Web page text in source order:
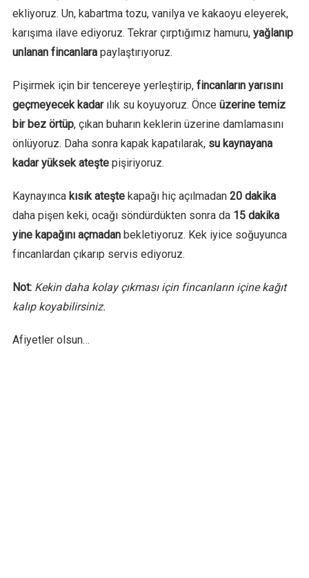
ekliyoruz. Un, kabartma tozu, vanilya ve kakaoyu eleyerek,
karışıma ilave ediyoruz. Tekrar çırptığımız hamuru, yağlanıp
unlanan fincanlarapaylaştırıyoruz.
Pişirmek için bir tencereye yerleştirip, fincanların yarısını
geçmeyecek kadarılık su koyuyoruz. Önce üzerine temiz
bir bez örtüp, çıkan buharın keklerin üzerine damlamasını
önlüyoruz. Daha sonra kapak kapatılarak, su kaynayana
kadar yüksek ateştepişiriyoruz.
Kaynayıncakısık ateştekapağı hiç açılmadan 20 dakika
daha pişen keki, ocağı söndürdükten sonra da15 dakika
yine kapağını açmadanbekletiyoruz. Kek iyice soğuyunca
fincanlardan çıkarıp servis ediyoruz.
Not: Kekin daha kolay çıkması için fincanların içine kağıt
kalıp koyabilirsiniz.
Afiyetler olsun…